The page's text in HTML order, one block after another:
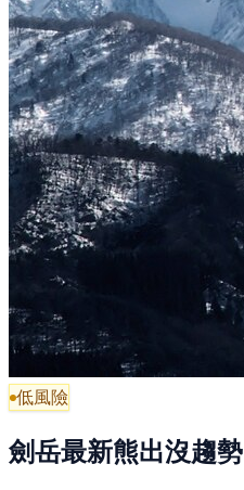
低風險
劍岳最新熊出沒趨勢